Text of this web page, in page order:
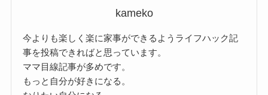
kameko
今よりも楽しく楽に家事ができるようライフハック記
事を投稿できればと思っています。
ママ目線記事が多めです。
もっと自分が好きになる。